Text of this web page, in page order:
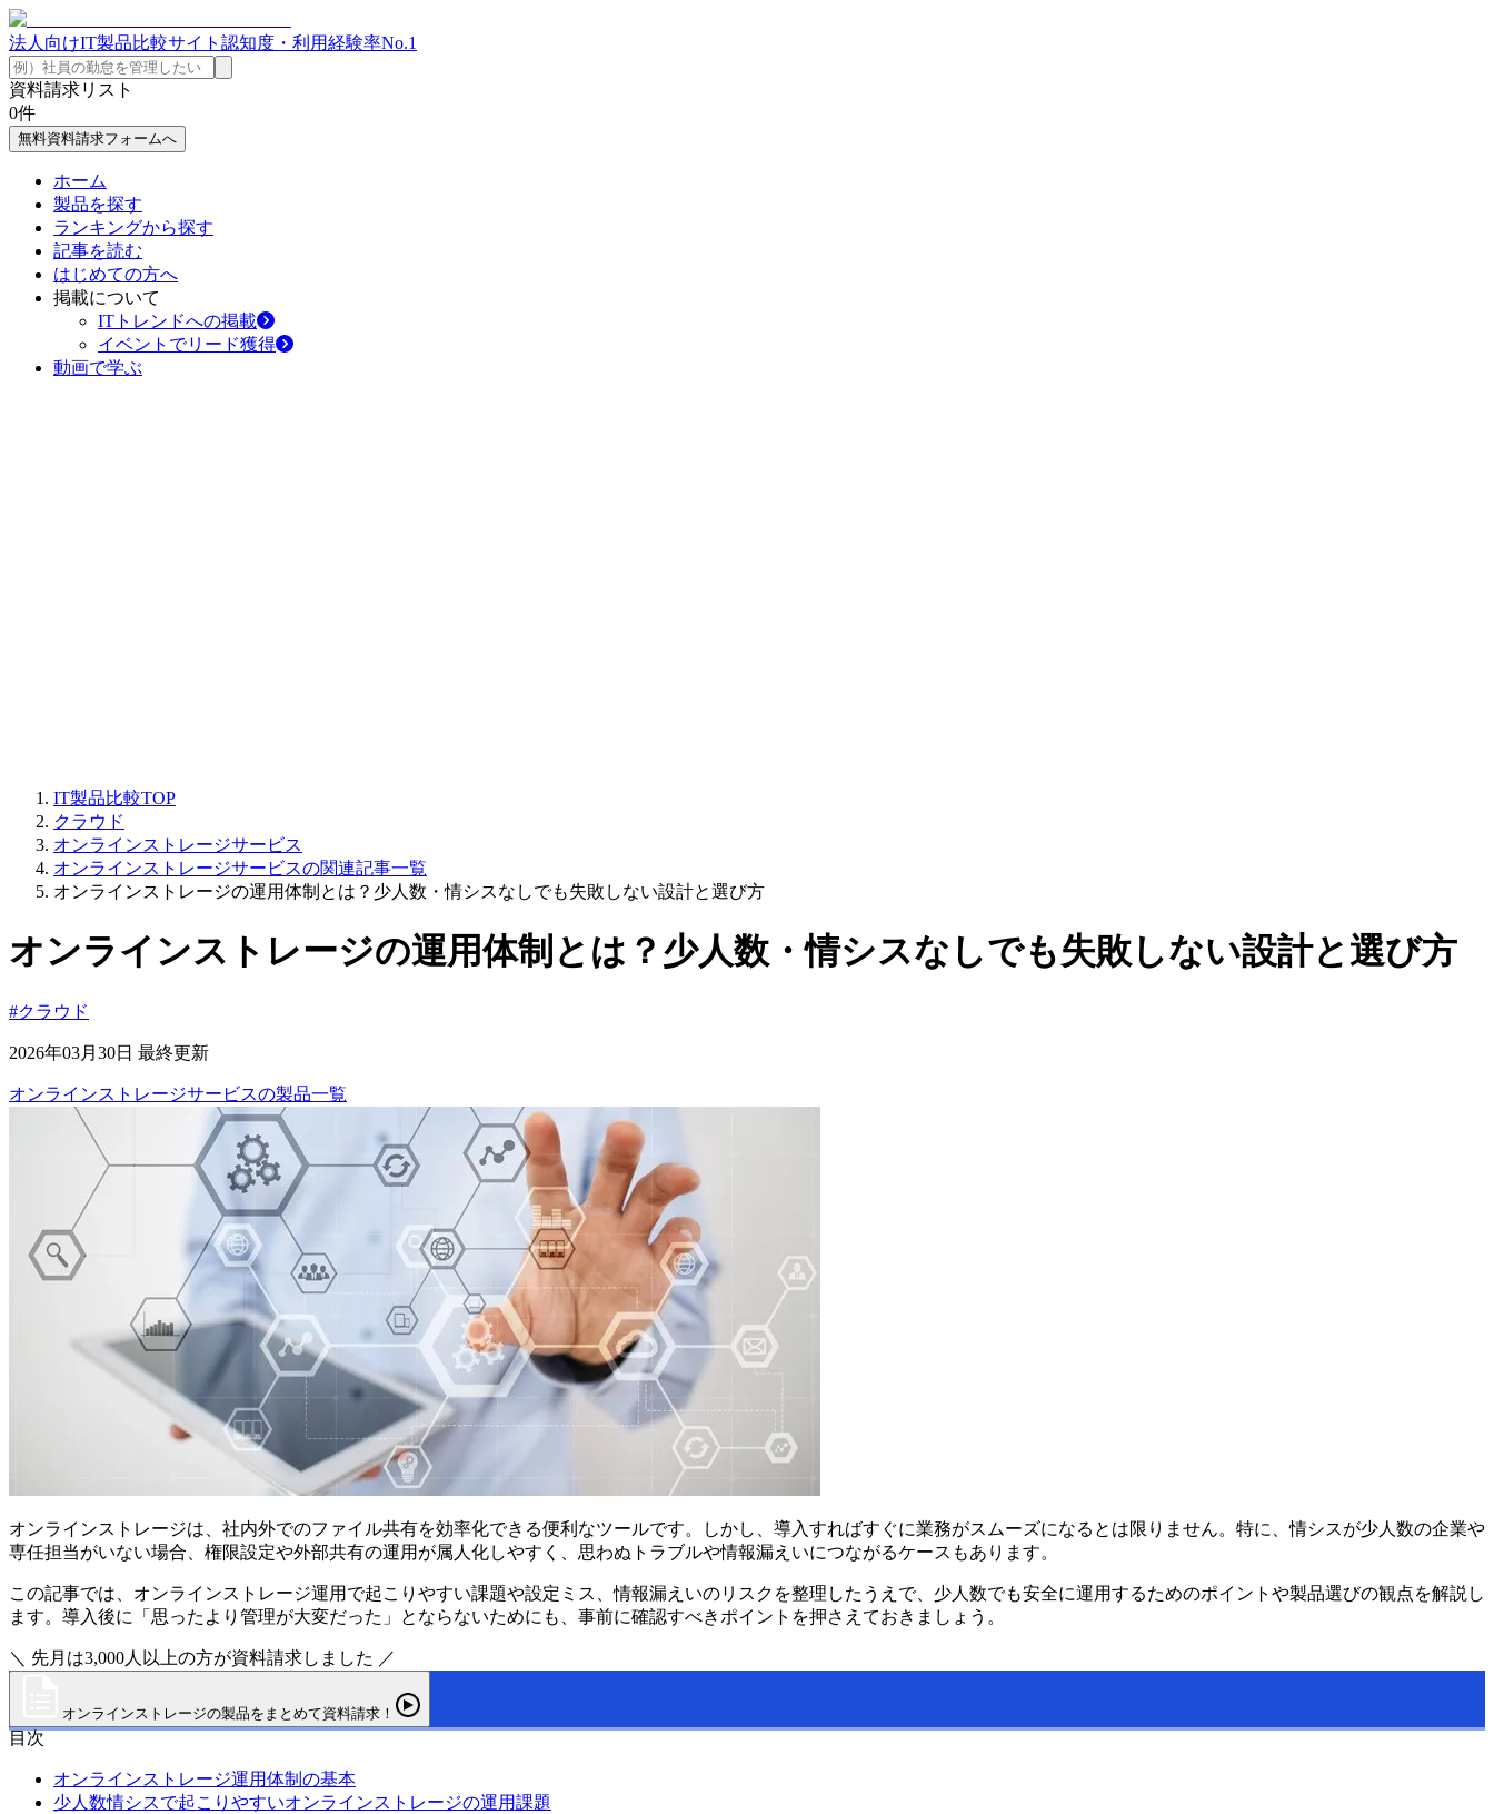
法人向けIT製品比較サイト 認知度・利用経験率No.1
資料請求リスト
0件
無料資料請求フォームへ
ホーム
製品を探す
ランキングから探す
記事を読む
はじめての方へ
掲載について
ITトレンドへの掲載
イベントでリード獲得
動画で学ぶ
IT製品比較TOP
クラウド
オンラインストレージサービス
オンラインストレージサービスの関連記事一覧
オンラインストレージの運用体制とは？少人数・情シスなしでも失敗しない設計と選び方
オンラインストレージの運用体制とは？少人数・情シスなしでも失敗しない設計と選び方
#クラウド
2026年03月30日 最終更新
オンラインストレージサービスの製品一覧
オンラインストレージは、社内外でのファイル共有を効率化できる便利なツールです。しかし、導入すればすぐに業務がスムーズになるとは限りません。特に、情シスが少人数の企業や
専任担当がいない場合、権限設定や外部共有の運用が属人化しやすく、思わぬトラブルや情報漏えいにつながるケースもあります。
この記事では、オンラインストレージ運用で起こりやすい課題や設定ミス、情報漏えいのリスクを整理したうえで、少人数でも安全に運用するためのポイントや製品選びの観点を解説し
ます。導入後に「思ったより管理が大変だった」とならないためにも、事前に確認すべきポイントを押さえておきましょう。
＼ 先月は3,000人以上の方が資料請求しました ／
オンラインストレージの製品をまとめて資料請求！
目次
オンラインストレージ運用体制の基本
少人数情シスで起こりやすいオンラインストレージの運用課題